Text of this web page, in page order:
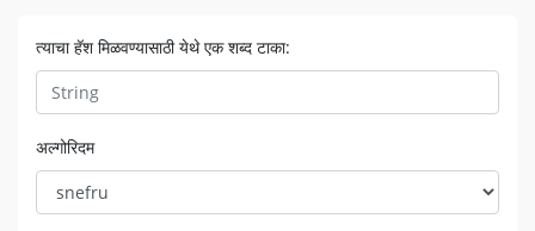
त्याचा हॅश मिळवण्यासाठी येथे एक शब्द टाका:
अल्गोरिदम